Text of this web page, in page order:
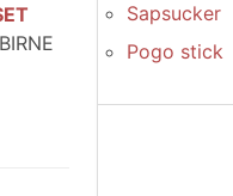
Sapsucker
Pogo stick